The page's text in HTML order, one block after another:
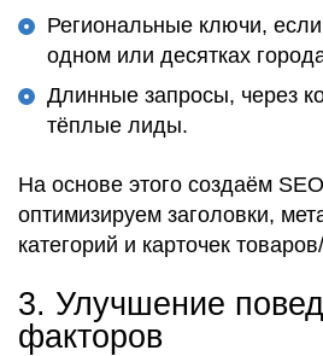
Региональные ключи,
одном или десятках
Длинные запросы, через
тёплые лиды.
На основе этого создаём
оптимизируем заголовки,
категорий и карточек
3. Улучшение
факторов